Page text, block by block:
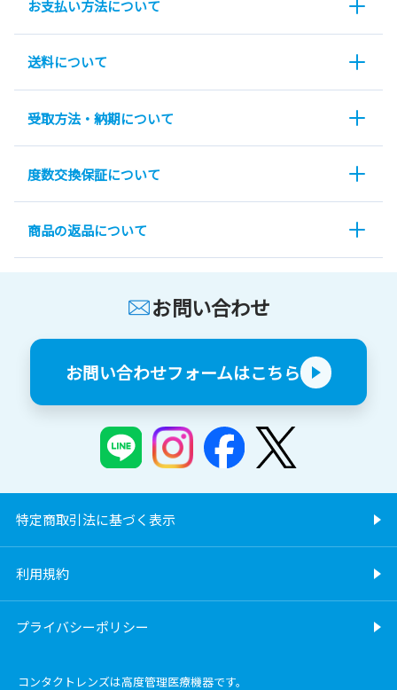
お支払い方法について
送料について
受取方法・納期について
度数交換保証について
商品の返品について
お問い合わせ
お問い合わせフォームはこちら
特定商取引法に基づく表示
利用規約
プライバシーポリシー
コンタクトレンズは高度管理医療機器です。